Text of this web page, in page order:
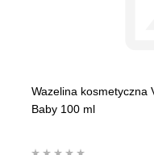
Wazelina kosmetyczna
Baby 100 ml